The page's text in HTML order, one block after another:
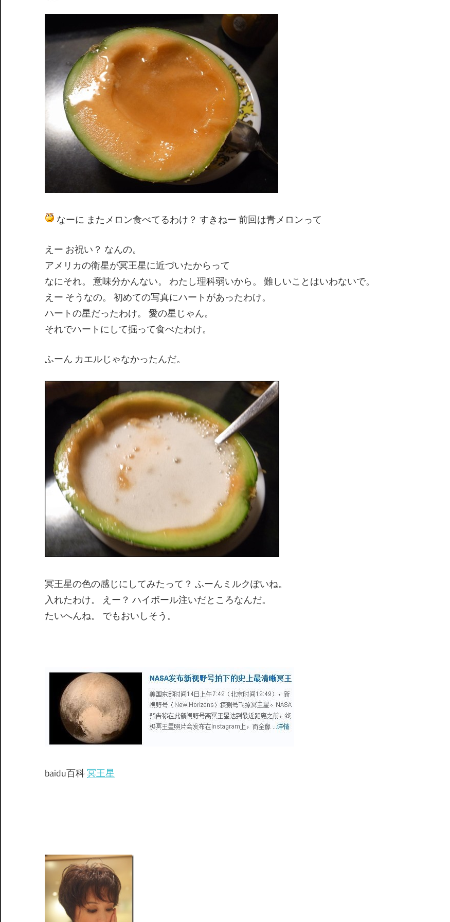
なーに またメロン食べてるわけ？ すきねー 前回は青メロンって
えー お祝い？ なんの。
アメリカの衛星が冥王星に近づいたからって
なにそれ。 意味分かんない。 わたし理科弱いから。 難しいことはいわないで。
えー そうなの。 初めての写真にハートがあったわけ。
ハートの星だったわけ。 愛の星じゃん。
それでハートにして掘って食べたわけ。
ふーん カエルじゃなかったんだ。
冥王星の色の感じにしてみたって？ ふーんミルクぽいね。
入れたわけ。 えー？ ハイボール注いだところなんだ。
たいへんね。 でもおいしそう。
baidu百科冥王星